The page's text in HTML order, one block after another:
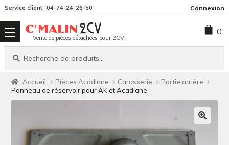
la
navigation
contenu
Service client 04-74-24-26-50 Connexion
Vente de pièces détachées pour 2CV
Recherche
Recherche
0
Accueil Pièces Acadiane Carosserie
Partie arrière
Panneau de réservoir pour AK et Acadiane